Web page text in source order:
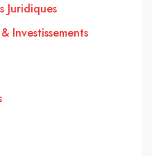
Juridiques
Investissements